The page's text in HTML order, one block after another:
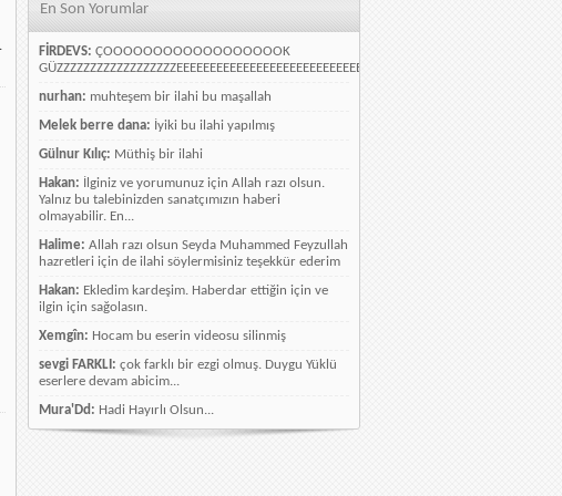
.
En Son Yorumlar
FİRDEVS: ÇOOOOOOOOOOOOOOOOOOK
GÜZZZZZZZZZZZZZZZZZZEEEEEEEEEEEEEEEEEEEEEEEEEEEEELLLLLLLLLLLLLLLLLLLLLLLL
nurhan: muhteşem bir ilahi bu maşallah
Melek berre dana: İyiki bu ilahi yapılmış
Gülnur Kılıç: Müthiş bir ilahi
Hakan: İlginiz ve yorumunuz için Allah razı olsun.
Yalnız bu talebinizden sanatçımızın haberi
olmayabilir. En...
Halime: Allah razı olsun Seyda Muhammed Feyzullah
hazretleri için de ilahi söylermisiniz teşekkür ederim
Hakan: Ekledim kardeşim. Haberdar ettiğin için ve
ilgin için sağolasın.
Xemgîn: Hocam bu eserin videosu silinmiş
sevgi FARKLI: çok farklı bir ezgi olmuş. Duygu Yüklü
eserlere devam abicim...
Mura'Dd: Hadi Hayırlı Olsun...